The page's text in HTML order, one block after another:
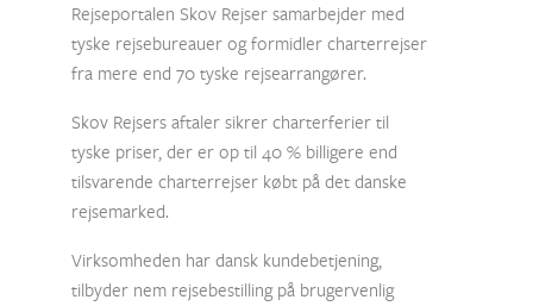
Rejseportalen Skov Rejser samarbejder med
tyske rejsebureauer og formidler charterrejser
fra mere end 70 tyske rejsearrangører.
Skov Rejsers aftaler sikrer charterferier til
tyske priser, der er op til 40 % billigere end
tilsvarende charterrejser købt på det danske
rejsemarked.
Virksomheden har dansk kundebetjening,
tilbyder nem rejsebestilling på brugervenlig